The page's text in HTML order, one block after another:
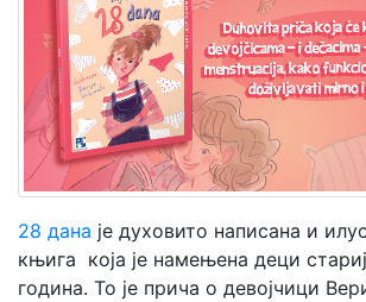
Мој
налог
28 дана је духовито написана и
књига која је намењена деци
година. То је прича о девојчици